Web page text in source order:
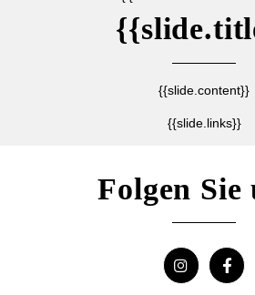
{{slide.content}}
{{slide.links}}
Folgen Sie